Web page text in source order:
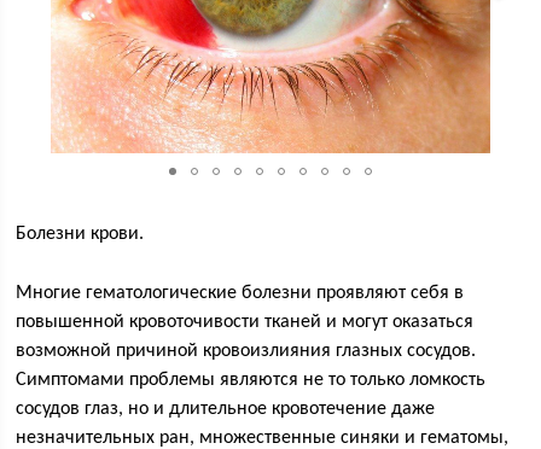
Болезни крови.
Многие гематологические болезни проявляют себя в
повышенной кровоточивости тканей и могут оказаться
возможной причиной кровоизлияния глазных сосудов.
Симптомами проблемы являются не то только ломкость
сосудов глаз, но и длительное кровотечение даже
незначительных ран, множественные синяки и гематомы,